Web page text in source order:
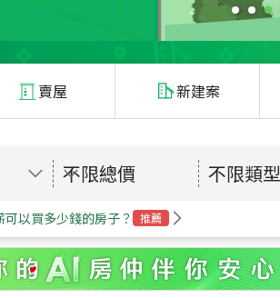
賣屋 新建案
不限總價 不限類型
以買多少錢的房子？ 推薦